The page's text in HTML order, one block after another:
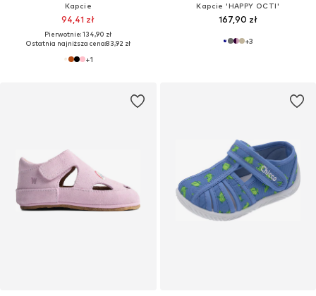
Kapcie
94,41 zł
Pierwotnie: 134,90 zł
Ostatnia najniższa cena:83,92 zł
+1
Kapcie 'HAPPY OCTI'
167,90 zł
+3